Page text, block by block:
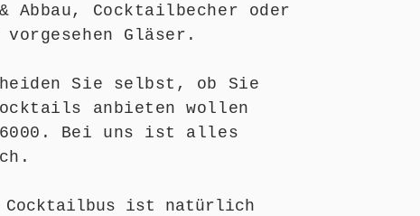
Abbau, Cocktailbecher oder
Gläser.
Sie selbst, ob Sie
anbieten wollen
Bei uns ist alles
Cocktailbus ist natürlich